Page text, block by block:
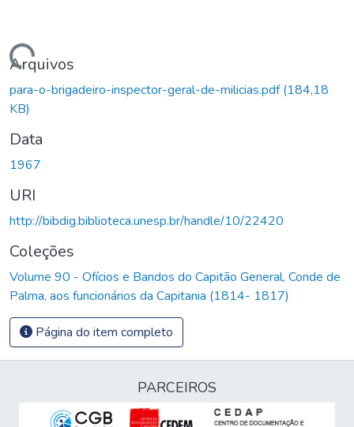
Arquivos
para-o-brigadeiro-inspector-geral-de-milicias.pdf(184,18
KB)
Data
1967
URI
http://bibdig.biblioteca.unesp.br/handle/10/22420
Coleções
Volume 90 - Ofícios e Bandos do Capitão General, Conde de
Palma, aos funcionários da Capitania (1814- 1817)
Página do item completo
PARCEIROS